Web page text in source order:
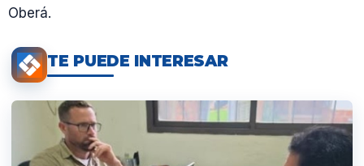
Oberá.
TE PUEDE INTERESAR